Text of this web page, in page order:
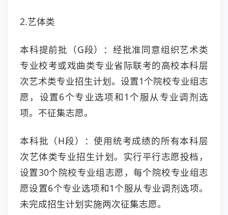
2.艺体类
本科提前批（G段）：经批准同意组织艺术类
专业校考或戏曲类专业省际联考的高校本科层
次艺术类专业招生计划。设置1个院校专业组志
愿，设置6个专业选项和1个服从专业调剂选
项。不征集志愿。
本科批（H段）：使用统考成绩的所有本科层
次艺体类专业招生计划。实行平行志愿投档，
设置30个院校专业组志愿，每个院校专业组志
愿设置6个专业选项和1个服从专业调剂选项。
未完成招生计划实施两次征集志愿。